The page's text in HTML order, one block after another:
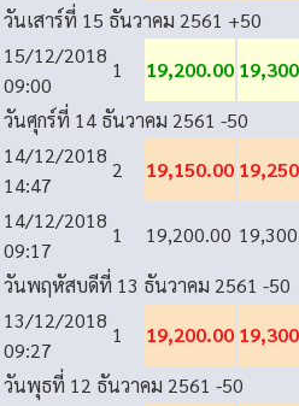
วันเสาร์ที่ 15 ธันวาคม 2561 +50
15/12/2018
09:00
1 19,200.00
วันศุกร์ที่ 14 ธันวาคม 2561 -50
14/12/2018
14:47
2 19,150.00
14/12/2018
09:17
1 19,200.00
วันพฤหัสบดีที่ 13 ธันวาคม 2561 -50
13/12/2018
09:27
1 19,200.00
วันพุธที่ 12 ธันวาคม 2561 -50